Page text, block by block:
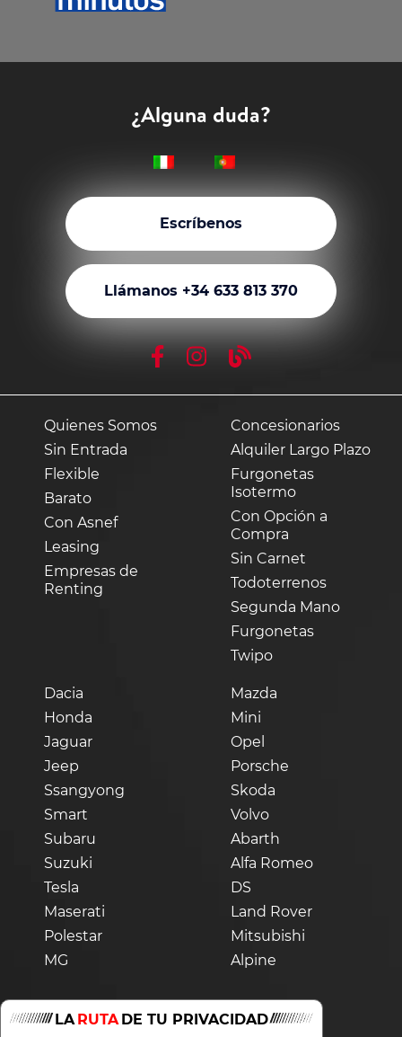
¿Alguna duda?
Escríbenos
Llámanos +34 633 813 370
Quienes Somos
Sin Entrada
Flexible
Barato
Con Asnef
Leasing
Empresas de
Renting
Dacia
Honda
Jaguar
Jeep
Ssangyong
Smart
Subaru
Suzuki
Tesla
Maserati
Polestar
MG
Mazda
Mini
Opel
Porsche
Skoda
Volvo
Abarth
Alfa Romeo
DS
Land Rover
Mitsubishi
Alpine
Concesionarios
Alquiler Largo Plazo
Furgonetas
Isotermo
Con Opción a
Compra
Sin Carnet
Todoterrenos
Segunda Mano
Furgonetas
Twipo
LA RUTA DE TU PRIVACIDAD